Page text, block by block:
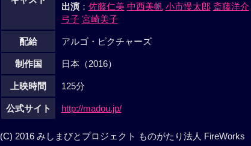
出演： 佐藤仁美 中西美帆 小市慢太郎 斎藤洋介
弓子 宮崎美子
配給 アルゴ・ピクチャーズ
制作国 日本（2016）
上映時間 125分
公式サイト http://madou.jp/
(C) 2016 みしまびとプロジェクト ものがたり法人 FireWorks